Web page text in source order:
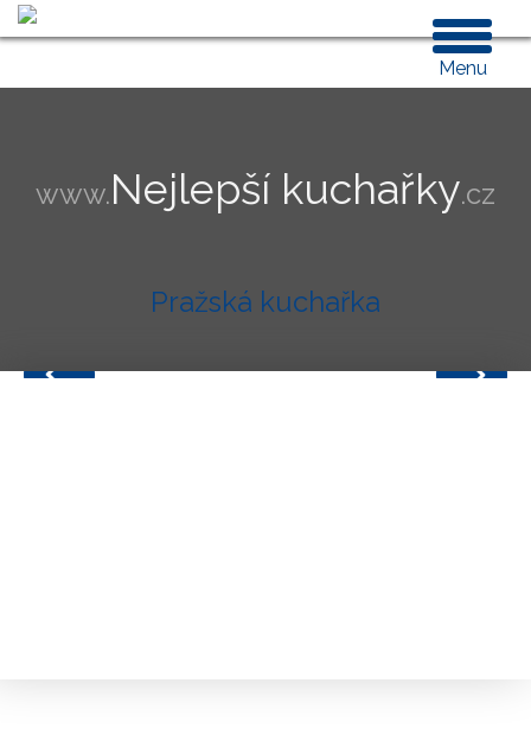
Menu
Nejlepší kuchařky
Pražská kuchařka